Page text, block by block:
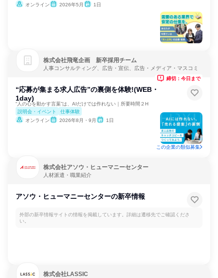
オンライン
2026年5月 1日
株式会社飛竜企画 新卒採用チーム
人事コンサルティング、広告・宣伝、広告・メディア・マスコミ
“応募が集まる求人広告”の裏側を体験!(WEB・
1day)
“人の心を動かす言葉”は、AIだけでは作れない｜所要時間２H
説明会・イベント
仕事体験
オンライン
2026年8月・9月 1日
締切：今日まで
この企業の類似募集
株式会社アソウ・ヒューマニーセンター
人材派遣・職業紹介
アソウ・ヒューマニーセンターの新卒情報
外部の新卒情報サイトの情報を掲載しています。詳細は遷移先でご確認くださ
い。
株式会社LASSIC